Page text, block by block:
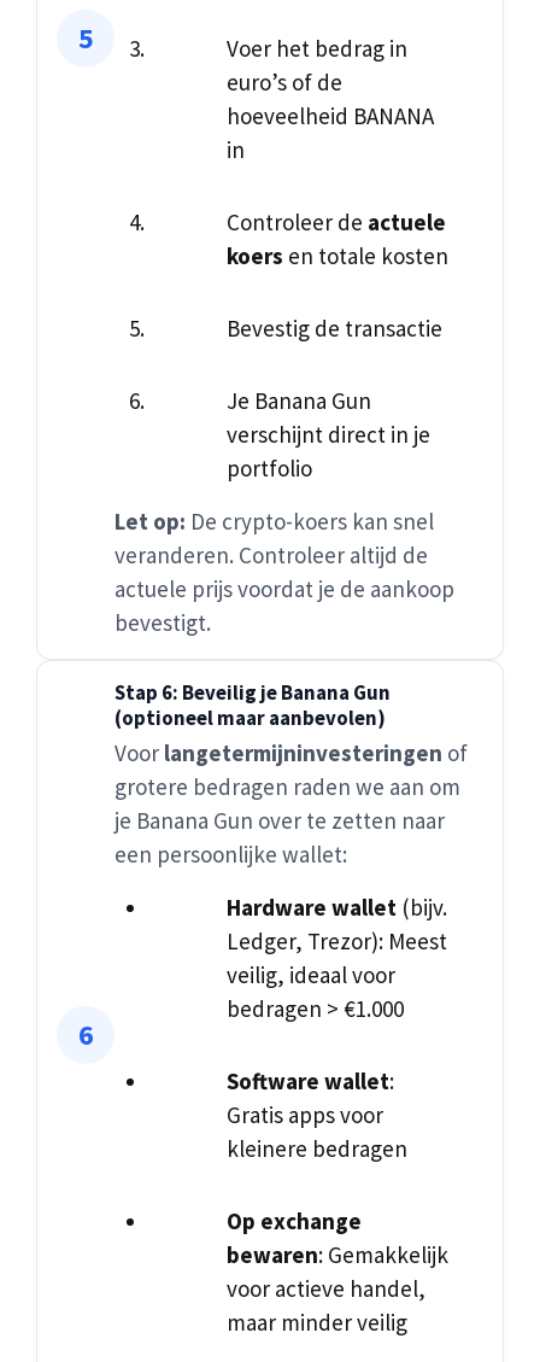
Voer het bedrag in
euro’s of de
hoeveelheid BANANA
in
Controleer de actuele
koers en totale kosten
Bevestig de transactie
Je Banana Gun
verschijnt direct in je
portfolio
Let op: De crypto-koers kan snel
veranderen. Controleer altijd de
actuele prijs voordat je de aankoop
bevestigt.
Stap 6: Beveilig je Banana Gun
(optioneel maar aanbevolen)
Voor langetermijninvesteringen of
grotere bedragen raden we aan om
je Banana Gun over te zetten naar
een persoonlijke wallet:
Hardware wallet(bijv.
Ledger, Trezor): Meest
veilig, ideaal voor
bedragen > €1.000
Software wallet:
Gratis apps voor
kleinere bedragen
Op exchange
bewaren: Gemakkelijk
voor actieve handel,
maar minder veilig